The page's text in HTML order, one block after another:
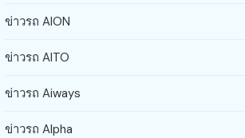
ข่าวรถ AION
ข่าวรถ AITO
ข่าวรถ Aiways
ข่าวรถ Alpha